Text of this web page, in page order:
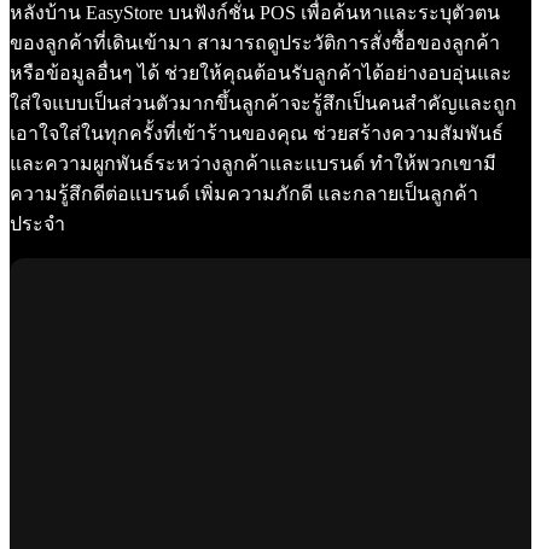
หลังบ้าน EasyStore บนฟังก์ชั่น POS เพื่อค้นหาและระบุตัวตน
ของลูกค้าที่เดินเข้ามา สามารถดูประวัติการสั่งซื้อของลูกค้า
หรือข้อมูลอื่นๆ ได้ ช่วยให้คุณต้อนรับลูกค้าได้อย่างอบอุ่นและ
ใส่ใจแบบเป็นส่วนตัวมากขึ้นลูกค้าจะรู้สึกเป็นคนสำคัญและถูก
เอาใจใส่ในทุกครั้งที่เข้าร้านของคุณ ช่วยสร้างความสัมพันธ์
และความผูกพันธ์ระหว่างลูกค้าและแบรนด์ ทำให้พวกเขามี
ความรู้สึกดีต่อแบรนด์ เพิ่มความภักดี และกลายเป็นลูกค้า
ประจำ